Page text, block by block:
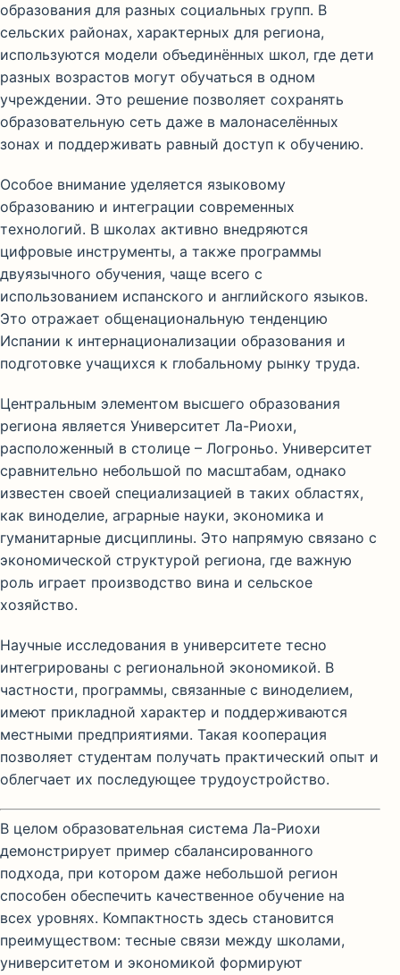
образования для разных социальных групп. В
сельских районах, характерных для региона,
используются модели объединённых школ, где дети
разных возрастов могут обучаться в одном
учреждении. Это решение позволяет сохранять
образовательную сеть даже в малонаселённых
зонах и поддерживать равный доступ к обучению.
Особое внимание уделяется языковому
образованию и интеграции современных
технологий. В школах активно внедряются
цифровые инструменты, а также программы
двуязычного обучения, чаще всего с
использованием испанского и английского языков.
Это отражает общенациональную тенденцию
Испании к интернационализации образования и
подготовке учащихся к глобальному рынку труда.
Центральным элементом высшего образования
региона является Университет Ла-Риохи,
расположенный в столице – Логроньо. Университет
сравнительно небольшой по масштабам, однако
известен своей специализацией в таких областях,
как виноделие, аграрные науки, экономика и
гуманитарные дисциплины. Это напрямую связано с
экономической структурой региона, где важную
роль играет производство вина и сельское
хозяйство.
Научные исследования в университете тесно
интегрированы с региональной экономикой. В
частности, программы, связанные с виноделием,
имеют прикладной характер и поддерживаются
местными предприятиями. Такая кооперация
позволяет студентам получать практический опыт и
облегчает их последующее трудоустройство.
В целом образовательная система Ла-Риохи
демонстрирует пример сбалансированного
подхода, при котором даже небольшой регион
способен обеспечить качественное обучение на
всех уровнях. Компактность здесь становится
преимуществом: тесные связи между школами,
университетом и экономикой формируют